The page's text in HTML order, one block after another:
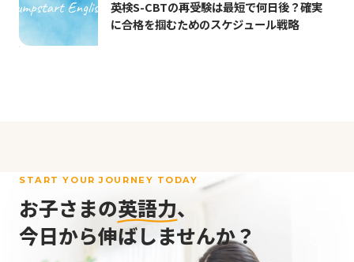
英検S-CBTの再受験は最短で何日後？確実
に合格を掴むためのスケジュール戦略
START YOUR JOURNEY TODAY
お子さまの英語力、
今日から伸ばしませんか？